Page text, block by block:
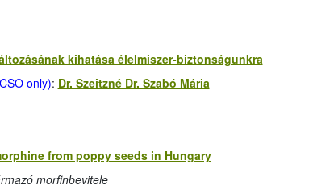
kihatása élelmiszer-biztonságunkra
only): Dr. Szeitzné Dr. Szabó Mária
from poppy seeds in Hungary
morfinbevitele